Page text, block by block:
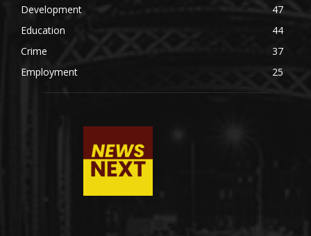
Development
47
Education
44
Crime
37
Employment
25